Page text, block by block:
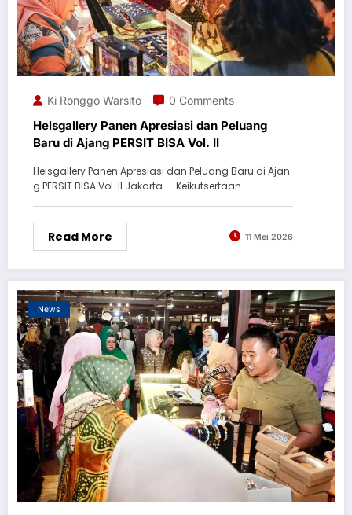
Ki Ronggo Warsito 0 Comments
Helsgallery Panen Apresiasi dan Peluang
Baru di Ajang PERSIT BISA Vol. II
Helsgallery Panen Apresiasi dan Peluang Baru di Ajan
g PERSIT BISA Vol. II Jakarta — Keikutsertaan…
Read More 11 Mei 2026
News